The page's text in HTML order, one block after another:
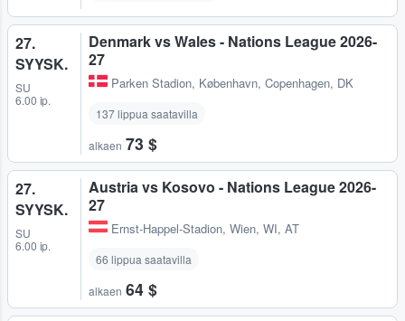
27.
SYYSK.
SU
6.00 ip.
Denmark vs Wales - Nations League 2026-
27
Parken Stadion, København, Copenhagen, DK
137 lippua saatavilla
alkaen 73 $
27.
SYYSK.
SU
6.00 ip.
Austria vs Kosovo - Nations League 2026-
27
Ernst-Happel-Stadion, Wien, WI, AT
66 lippua saatavilla
alkaen 64 $